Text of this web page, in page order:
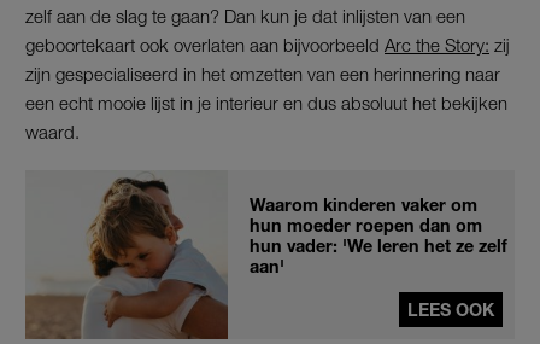
zelf aan de slag te gaan? Dan kun je dat inlijsten van een
geboortekaart ook overlaten aan bijvoorbeeld Arc the Story: zij
zijn gespecialiseerd in het omzetten van een herinnering naar
een echt mooie lijst in je interieur en dus absoluut het bekijken
waard.
Waarom kinderen vaker om
hun moeder roepen dan om
hun vader: 'We leren het ze zelf
aan'
LEES OOK